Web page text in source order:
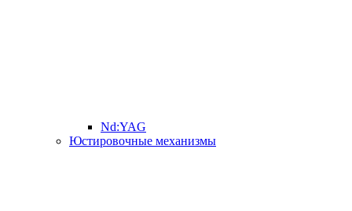
Nd:YAG
Юстировочные механизмы